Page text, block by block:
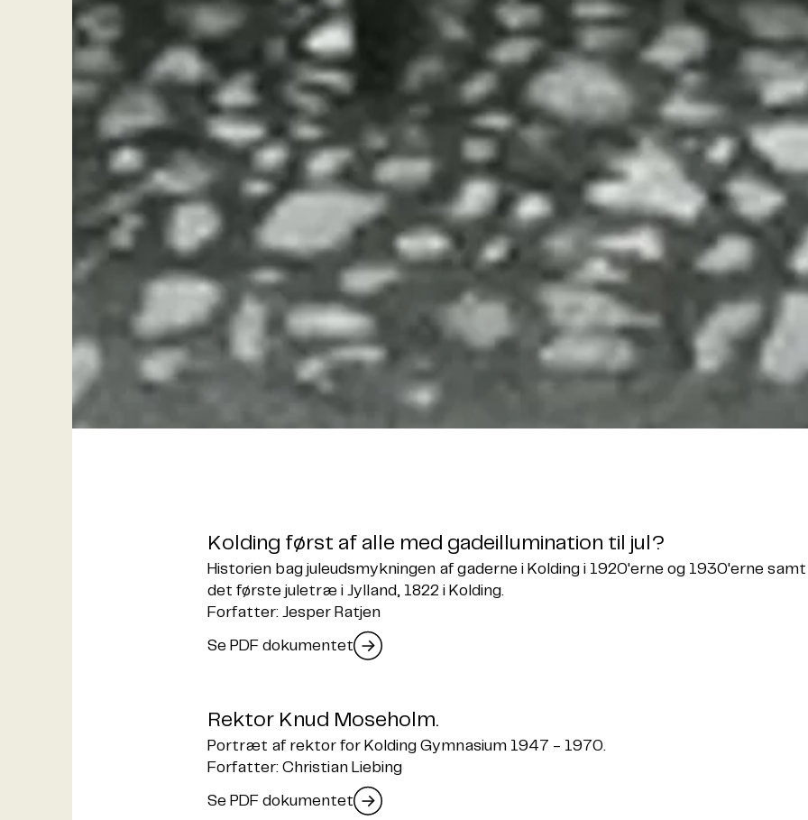
Kolding først af alle med gadeillumination til jul?
Historien bag juleudsmykningen af gaderne i Kolding i 1920'erne og 1930'erne samt
det første juletræ i Jylland, 1822 i Kolding.
Forfatter: Jesper Ratjen
Se PDF dokumentet
Rektor Knud Moseholm.
Portræt af rektor for Kolding Gymnasium 1947 - 1970.
Forfatter: Christian Liebing
Se PDF dokumentet